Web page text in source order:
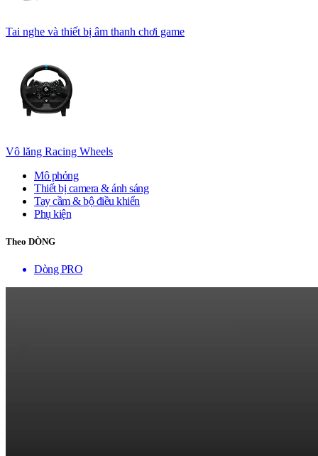
Tai nghe và thiết bị âm thanh chơi game
Vô lăng Racing Wheels
Mô phỏng
Thiết bị camera & ánh sáng
Tay cầm & bộ điều khiển
Phụ kiện
Theo DÒNG
Dòng PRO